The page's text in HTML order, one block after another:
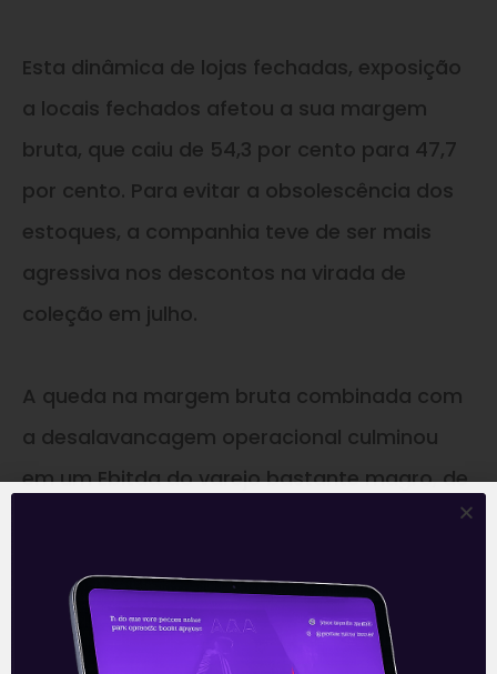
Esta dinâmica de lojas fechadas, exposição
a locais fechados afetou a sua margem
bruta, que caiu de 54,3 por cento para 47,7
por cento. Para evitar a obsolescência dos
estoques, a companhia teve de ser mais
agressiva nos descontos na virada de
coleção em julho.
A queda na margem bruta combinada com
a desalavancagem operacional culminou
em um Ebitda do varejo bastante magro, de
apenas 13 milhões de reais, queda de 95 por
mercado já esperasse algo nesse sentido, é
algo que chama atenção.